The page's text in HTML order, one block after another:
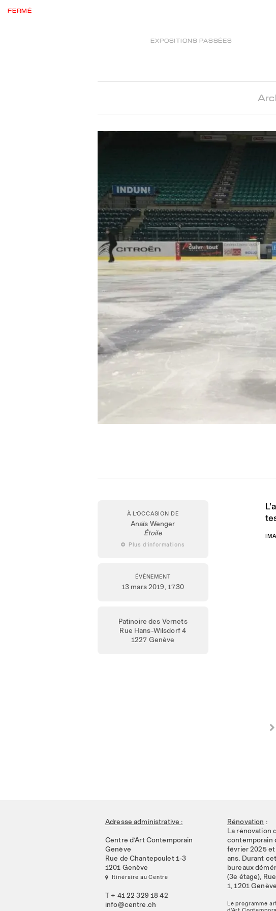
FERMÉ
EXPOSITIONS PASSÉES
À L’OCCASION DE
Anaïs Wenger
Étoile
 Plus d’informations
ÉVÈNEMENT
13 mars 2019, 17.30
Patinoire des Vernets
Rue Hans-Wilsdorf 4
1227 Genève
Adresse administrative :
Centre d’Art Contemporain
Genève
Rue de Chantepoulet 1-3
1201 Genève
 Itinéraire au Centre
T + 41 22 329 18 42
info@centre.ch
Rénovation :
La rénovation
contemporain
février 2025
ans. Durant
bureaux
(3e étage),
1, 1201
Le programme